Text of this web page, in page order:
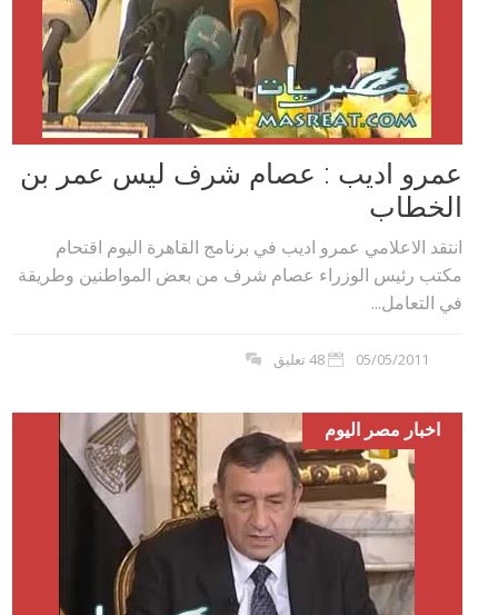
عمرو اديب : عصام شرف ليس عمر بن
الخطاب
انتقد الاعلامي عمرو اديب في برنامج القاهرة اليوم اقتحام
مكتب رئيس الوزراء عصام شرف من بعض المواطنين وطريقة
في التعامل...
05/05/2011 48 تعليق
اخبار مصر اليوم